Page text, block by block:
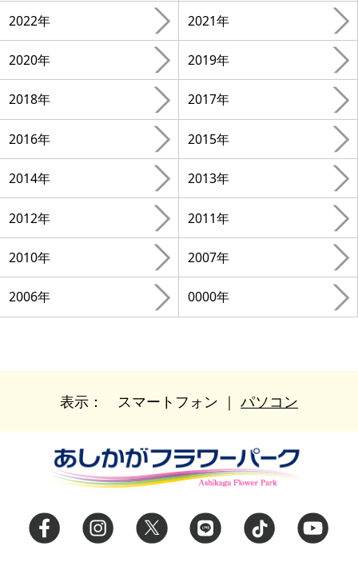
2022年 2021年
2020年 2019年
2018年 2017年
2016年 2015年
2014年 2013年
2012年 2011年
2010年 2007年
2006年 0000年
表示： スマートフォン ｜ パソコン